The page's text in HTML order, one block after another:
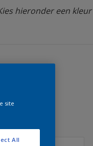
hieronder een kleur
site
All